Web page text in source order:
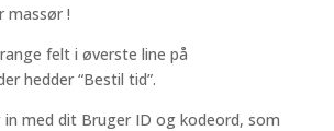
massør !
felt i øverste line på
hedder “Bestil tid”.
in med dit Bruger ID og kodeord, som